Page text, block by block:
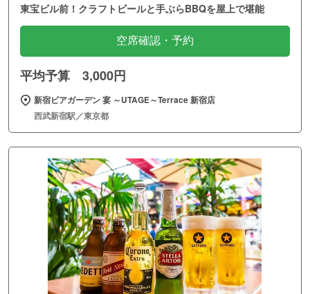
東宝ビル前！クラフトビールと手ぶらBBQを屋上で堪能
空席確認・予約
平均予算 3,000円
新宿ビアガーデン 宴 ～UTAGE～Terrace 新宿店
西武新宿駅／東京都